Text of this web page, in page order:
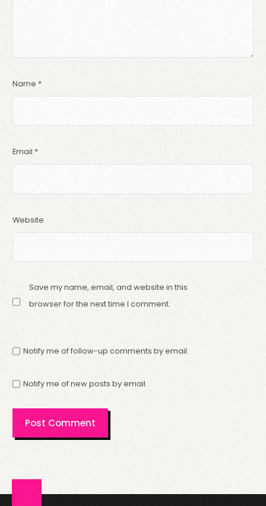
Name *
Email *
Website
Save my name, email, and website in this
browser for the next time I comment.
Notify me of follow-up comments by email.
Notify me of new posts by email.